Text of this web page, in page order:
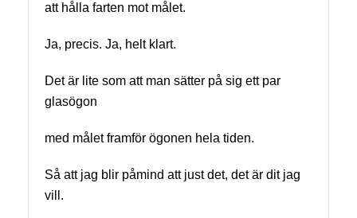
att hålla farten mot målet.
Ja, precis. Ja, helt klart.
Det är lite som att man sätter på sig ett par
glasögon
med målet framför ögonen hela tiden.
Så att jag blir påmind att just det, det är dit jag
vill.